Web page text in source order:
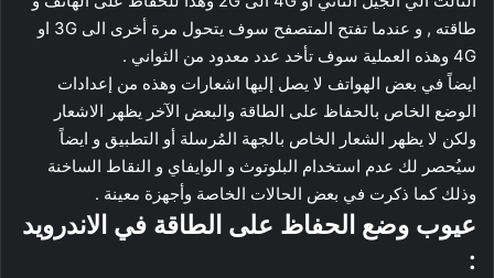
طاقته , و عندما تفتح المتصفح سوف يتحول مرة أخرى الى 3G او
4G وهذه العملية سوف تأخد عدد معدود من الثواني .
ايضاً في بعض الهواتف لا يصل إليها اشعارات وهذه من إعدادات
الوضع الخاص بالحفاظ على الطاقة والبعض الآخر يظهر الاشعار
ولكن لا يظهر الشعار الخاص بالجهة المُرسلة أو التطبيق و ايضاً
سيُحصر لك عدم استخدام البلوتوث و الوايفاي و النقاط الساخنة
وذلك كما ذكرت في بعض الحالات الخاصة وأجهزة معينة .
عيوب وضع الحفاظ على الطاقة في الاندرويد
: